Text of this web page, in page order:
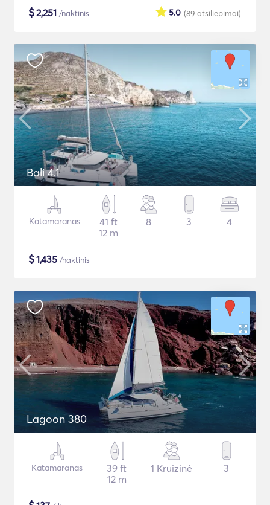
$2,251 /naktinis (89 atsiliepimai)
5.0
Bali 4.1
Katamaranas
41 ft
12 m
8 3 4
$1,435 /naktinis
Lagoon 380
Katamaranas
39 ft
12 m
1 Kruizinė 3